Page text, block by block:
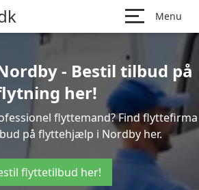
Menu
- Bestil tilbud på
her!
flyttemand? Find flyttefirma
på flyttehjælp i Nordby her.
flyttetilbud her!